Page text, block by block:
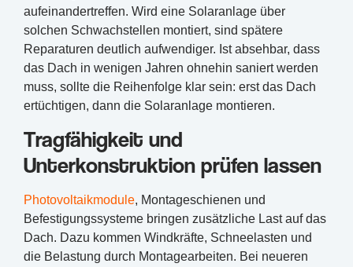
aufeinandertreffen. Wird eine Solaranlage über
solchen Schwachstellen montiert, sind spätere
Reparaturen deutlich aufwendiger. Ist absehbar, dass
das Dach in wenigen Jahren ohnehin saniert werden
muss, sollte die Reihenfolge klar sein: erst das Dach
ertüchtigen, dann die Solaranlage montieren.
Tragfähigkeit und
Unterkonstruktion prüfen lassen
Photovoltaikmodule, Montageschienen und
Befestigungssysteme bringen zusätzliche Last auf das
Dach. Dazu kommen Windkräfte, Schneelasten und
die Belastung durch Montagearbeiten. Bei neueren